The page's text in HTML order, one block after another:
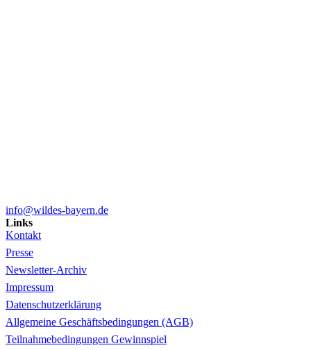
info@wildes-bayern.de
Links
Kontakt
Presse
Newsletter-Archiv
Impressum
Datenschutzerklärung
Allgemeine Geschäftsbedingungen (AGB)
Teilnahmebedingungen Gewinnspiel